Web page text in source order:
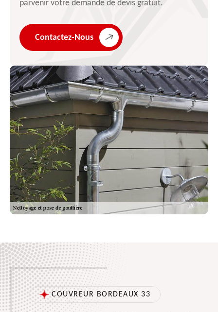
parvenir votre demande de devis gratuit.
Contactez-Nous
COUVREUR BORDEAUX 33